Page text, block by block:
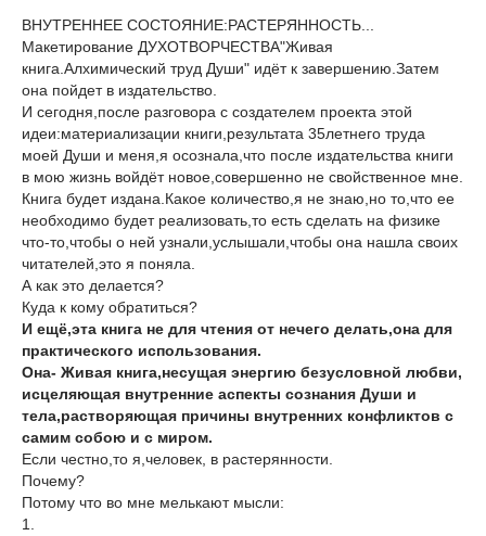
ВНУТРЕННЕЕ СОСТОЯНИЕ:РАСТЕРЯННОСТЬ...
Макетирование ДУХОТВОРЧЕСТВА"Живая
книга.Алхимический труд Души" идёт к завершению.Затем
она пойдет в издательство.
И сегодня,после разговора с создателем проекта этой
идеи:материализации книги,результата 35летнего труда
моей Души и меня,я осознала,что после издательства книги
в мою жизнь войдёт новое,совершенно не свойственное мне.
Книга будет издана.Какое количество,я не знаю,но то,что ее
необходимо будет реализовать,то есть сделать на физике
что-то,чтобы о ней узнали,услышали,чтобы она нашла своих
читателей,это я поняла.
А как это делается?
Куда к кому обратиться?
И ещё,эта книга не для чтения от нечего делать,она для
практического использования.
Она- Живая книга,несущая энергию безусловной любви,
исцеляющая внутренние аспекты сознания Души и
тела,растворяющая причины внутренних конфликтов с
самим собою и с миром.
Если честно,то я,человек, в растерянности.
Почему?
Потому что во мне мелькают мысли:
1.